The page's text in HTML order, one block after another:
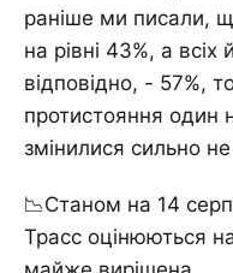
раніше ми писали,
на рівні 43%, а
відповідно, - 57%,
протистояння один
змінилися сильно
📉Станом на 14
Трасс оцінюються